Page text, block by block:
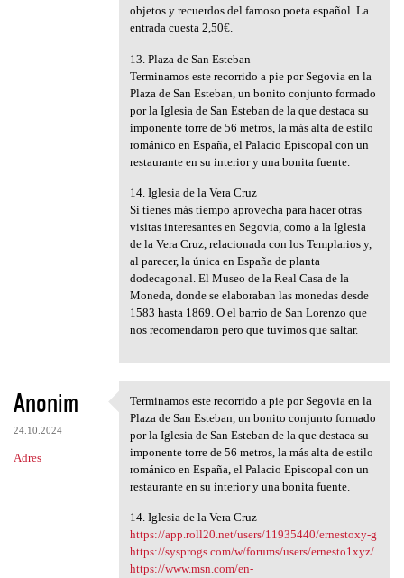
objetos y recuerdos del famoso poeta español. La
entrada cuesta 2,50€.
13. Plaza de San Esteban
Terminamos este recorrido a pie por Segovia en la
Plaza de San Esteban, un bonito conjunto formado
por la Iglesia de San Esteban de la que destaca su
imponente torre de 56 metros, la más alta de estilo
románico en España, el Palacio Episcopal con un
restaurante en su interior y una bonita fuente.
14. Iglesia de la Vera Cruz
Si tienes más tiempo aprovecha para hacer otras
visitas interesantes en Segovia, como a la Iglesia
de la Vera Cruz, relacionada con los Templarios y,
al parecer, la única en España de planta
dodecagonal. El Museo de la Real Casa de la
Moneda, donde se elaboraban las monedas desde
1583 hasta 1869. O el barrio de San Lorenzo que
nos recomendaron pero que tuvimos que saltar.
Anonim
24.10.2024
Adres
Terminamos este recorrido a
Terminamos este recorrido a pie por Segovia en la
Plaza de San Esteban, un bonito conjunto formado
por la Iglesia de San Esteban de la que destaca su
imponente torre de 56 metros, la más alta de estilo
románico en España, el Palacio Episcopal con un
restaurante en su interior y una bonita fuente.
14. Iglesia de la Vera Cruz
https://app.roll20.net/users/11935440/ernestoxy-g
https://sysprogs.com/w/forums/users/ernesto1xyz/
https://www.msn.com/en-